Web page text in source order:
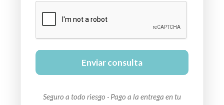
Enviar consulta
Seguro a todo riesgo · Pago a la entrega en tu